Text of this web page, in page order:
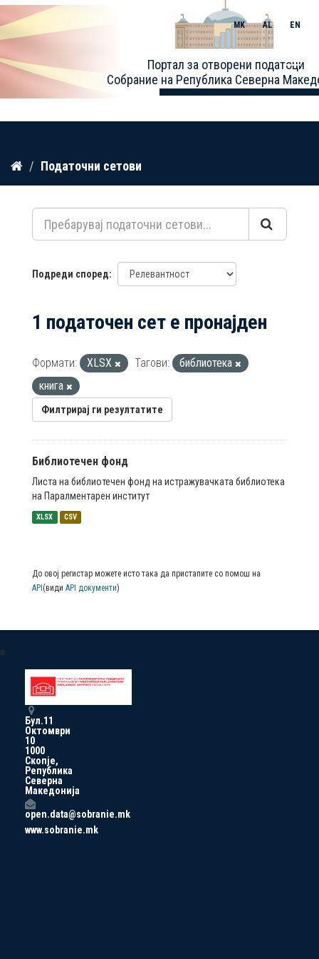
Прескокнете
содржина
Портал за отворени податоци
Собрание на Република Северна
MK AL EN
Toggle
Податочни сетови
Подреди според
1 податочен сет е пронајден
Формати: XLSX Тагови:
библиотека
книга
Филтрирај ги резултатите
Библиотечен фонд
Листа на библиотечен фонд на истражувачката библиотека
на Паралментарен институт
XLSX CSV
До овој регистар можете исто така да пристапите со помош на
API (види API документи)
a
Бул.11
Октомври
10
1000
Скопје,
Република
Северна
Македонија
open.data@sobranie.mk
www.sobranie.mk